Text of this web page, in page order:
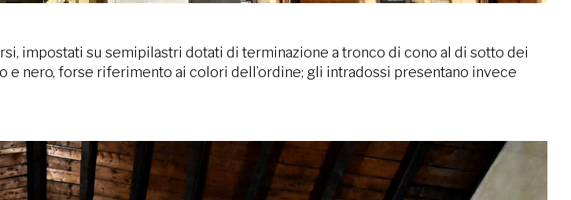
impostati su semipilastri dotati di terminazione a tronco di cono al di sotto dei
e nero, forse riferimento ai colori dell’ordine; gli intradossi presentano invece